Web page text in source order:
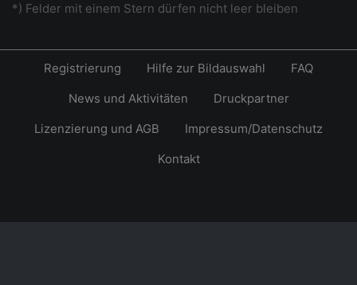
*) Felder mit einem Stern dürfen nicht leer bleiben
Registrierung Hilfe zur Bildauswahl
FAQ
News und Aktivitäten
Druckpartner
Lizenzierung und AGB
Impressum/Datenschutz
Kontakt